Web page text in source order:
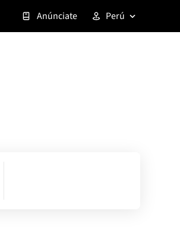
Anúnciate Perú